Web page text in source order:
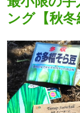
ング【秋冬